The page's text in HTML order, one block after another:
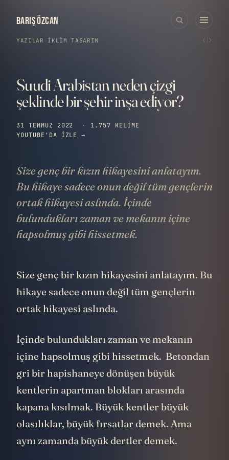
BARIŞ ÖZCAN
YAZILAR İKLIM ·TASARIM ‹ ›
Suudi Arabistan neden çizgi
şeklinde bir şehir inşa ediyor?
31 TEMMUZ 2022 ·
1.757 KELIME
YOUTUBE'DA IZLE →
Size genç bir kızın hikayesini anlatayım.
Bu hikaye sadece onun değil tüm gençlerin
ortak hikayesi aslında. İçinde
bulundukları zaman ve mekanın içine
hapsolmuş gibi hissetmek.
Size genç bir kızın hikayesini anlatayım. Bu
hikaye sadece onun değil tüm gençlerin
ortak hikayesi aslında.
İçinde bulundukları zaman ve mekanın
içine hapsolmuş gibi hissetmek. Betondan
gri bir hapishaneye dönüşen büyük
kentlerin apartman blokları arasında
kapana kısılmak. Büyük kentler büyük
olasılıklar, büyük fırsatlar demek. Ama
aynı zamanda büyük dertler demek.